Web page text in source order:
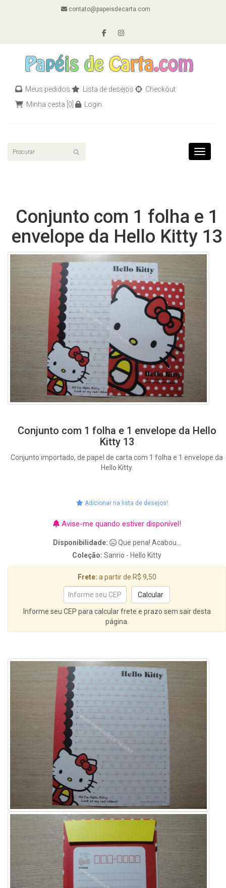
contato@papeisdecarta.com
Meus pedidos Lista de desejos
Checkout
Minha cesta [0] Login
Toggle
Conjunto com 1 folha e 1
envelope da Hello Kitty 13
Conjunto com 1 folha e 1 envelope da Hello
Kitty 13
Conjunto importado, de papel de carta com 1 folha e 1 envelope da
Hello Kitty.
Adicionar na lista de desejos!
Avise-me quando estiver disponível!
Disponibilidade:
Que pena! Acabou...
Coleção: Sanrio - Hello Kitty
Frete: a partir de R$ 9,50
Informe seu CEP para calcular frete e prazo sem sair desta
página.